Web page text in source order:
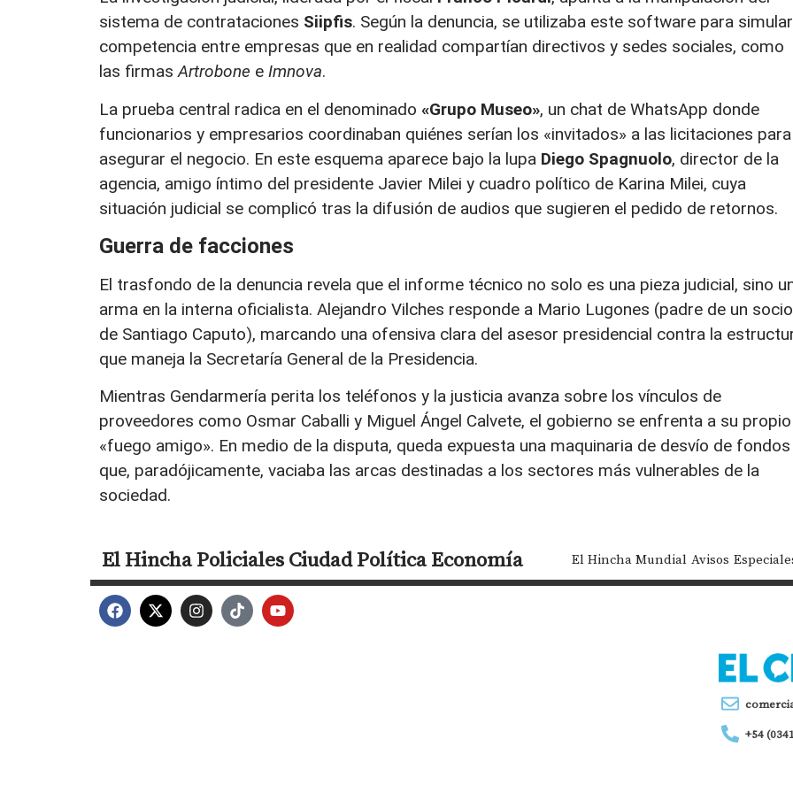
sistema de contrataciones Siipfis. Según la denuncia, se utilizaba este software para simular
competencia entre empresas que en realidad compartían directivos y sedes sociales, como
las firmasArtrobone e Imnova.
La prueba central radica en el denominado «Grupo Museo», un chat de WhatsApp donde
funcionarios y empresarios coordinaban quiénes serían los «invitados» a las licitaciones para
asegurar el negocio. En este esquema aparece bajo la lupa Diego Spagnuolo, director de la
agencia, amigo íntimo del presidente Javier Milei y cuadro político de Karina Milei, cuya
situación judicial se complicó tras la difusión de audios que sugieren el pedido de retornos.
Guerra de facciones
El trasfondo de la denuncia revela que el informe técnico no solo es una pieza judicial, sino
arma en la interna oficialista. Alejandro Vilches responde a Mario Lugones (padre de un socio
de Santiago Caputo), marcando una ofensiva clara del asesor presidencial contra la
que maneja la Secretaría General de la Presidencia.
Mientras Gendarmería perita los teléfonos y la justicia avanza sobre los vínculos de
proveedores como Osmar Caballi y Miguel Ángel Calvete, el gobierno se enfrenta a su propio
«fuego amigo». En medio de la disputa, queda expuesta una maquinaria de desvío de fondos
que, paradójicamente, vaciaba las arcas destinadas a los sectores más vulnerables de la
sociedad.
El HinchaPolicialesCiudadPolíticaEconomía El Hincha Mundial Avisos
+54